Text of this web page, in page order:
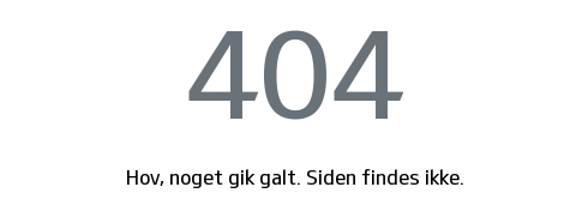
404
Hov, noget gik galt. Siden findes ikke.